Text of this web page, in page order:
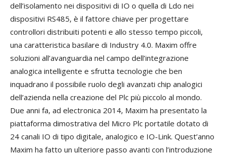
dell’isolamento nei dispositivi di IO o quella di Ldo nei
dispositivi RS485, è il fattore chiave per progettare
controllori distribuiti potenti e allo stesso tempo piccoli,
una caratteristica basilare di Industry 4.0. Maxim offre
soluzioni all’avanguardia nel campo dell’integrazione
analogica intelligente e sfrutta tecnologie che ben
inquadrano il possibile ruolo degli avanzati chip analogici
dell’azienda nella creazione del Plc più piccolo al mondo.
Due anni fa, ad electronica 2014, Maxim ha presentato la
piattaforma dimostrativa del Micro Plc portatile dotato di
24 canali IO di tipo digitale, analogico e IO-Link. Quest’anno
Maxim ha fatto un ulteriore passo avanti con l’introduzione